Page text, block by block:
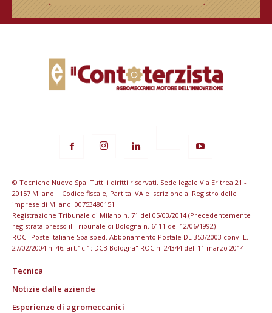
© Tecniche Nuove Spa. Tutti i diritti riservati. Sede legale Via Eritrea 21 -
20157 Milano | Codice fiscale, Partita IVA e Iscrizione al Registro delle
imprese di Milano: 00753480151
Registrazione Tribunale di Milano n. 71 del 05/03/2014 (Precedentemente
registrata presso il Tribunale di Bologna n. 6111 del 12/06/1992)
ROC "Poste italiane Spa sped. Abbonamento Postale DL 353/2003 conv. L.
27/02/2004 n. 46, art.1c.1: DCB Bologna" ROC n. 24344 dell'11 marzo 2014
Tecnica
Notizie dalle aziende
Esperienze di agromeccanici